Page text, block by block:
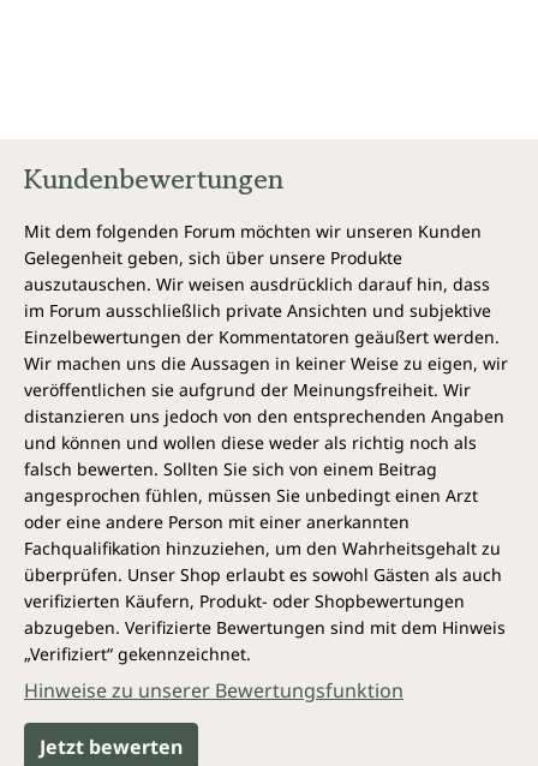
Kundenbewertungen
Mit dem folgenden Forum möchten wir unseren Kunden
Gelegenheit geben, sich über unsere Produkte
auszutauschen. Wir weisen ausdrücklich darauf hin, dass
im Forum ausschließlich private Ansichten und subjektive
Einzelbewertungen der Kommentatoren geäußert werden.
Wir machen uns die Aussagen in keiner Weise zu eigen, wir
veröffentlichen sie aufgrund der Meinungsfreiheit. Wir
distanzieren uns jedoch von den entsprechenden Angaben
und können und wollen diese weder als richtig noch als
falsch bewerten. Sollten Sie sich von einem Beitrag
angesprochen fühlen, müssen Sie unbedingt einen Arzt
oder eine andere Person mit einer anerkannten
Fachqualifikation hinzuziehen, um den Wahrheitsgehalt zu
überprüfen. Unser Shop erlaubt es sowohl Gästen als auch
verifizierten Käufern, Produkt- oder Shopbewertungen
abzugeben. Verifizierte Bewertungen sind mit dem Hinweis
„Verifiziert“ gekennzeichnet.
Hinweise zu unserer Bewertungsfunktion
Jetzt bewerten